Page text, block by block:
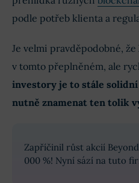
podle potřeb klienta a
Je velmi pravděpodobné,
v tomto přeplněném, ale
investory je to stále
nutně znamenat ten tolik
Zapříčinil růst akcií
000 %! Nyní sází na tuto